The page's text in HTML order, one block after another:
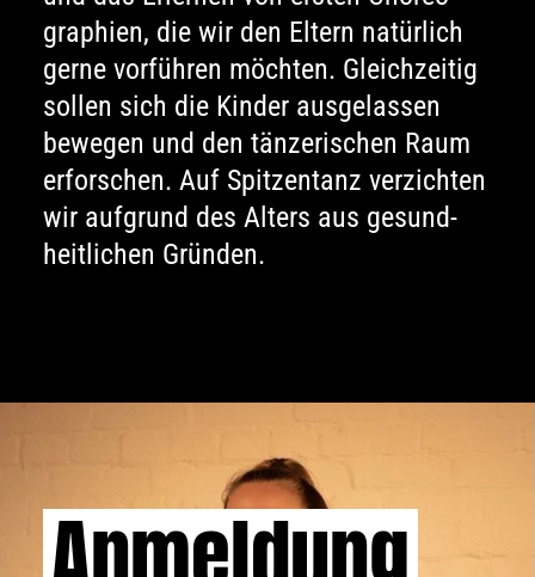
graphien, die wir den Eltern natürlich
gerne vorführen möchten. Gleich­zeitig
sollen sich die Kinder ausge­lassen
bewegen und den tänzerischen Raum
erforschen. Auf Spitzentanz verzichten
wir aufgrund des Alters aus gesund­
heitlichen Gründen.